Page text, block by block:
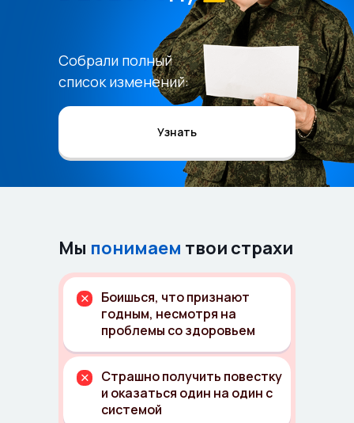
Собрали полный
список изменений:
Узнать
Мы понимаем твои страхи
Страшно получить повестку
и оказаться один на один с
системой
Боишься, что признают
годным, несмотря на
проблемы со здоровьем